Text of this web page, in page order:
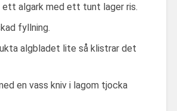
ett algark med ett tunt lager ris.
fyllning.
algbladet lite så klistrar det
en vass kniv i lagom tjocka